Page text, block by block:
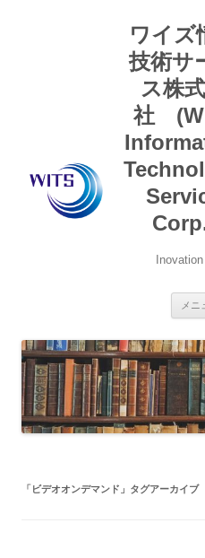
ワイズ
技術サ
ス株
社
メニ
「 ビデオオンデマンド 」タグアーカイブ